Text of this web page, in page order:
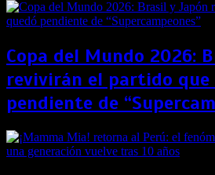
Copa del Mundo 2026:
revivirán el partido que
pendiente de